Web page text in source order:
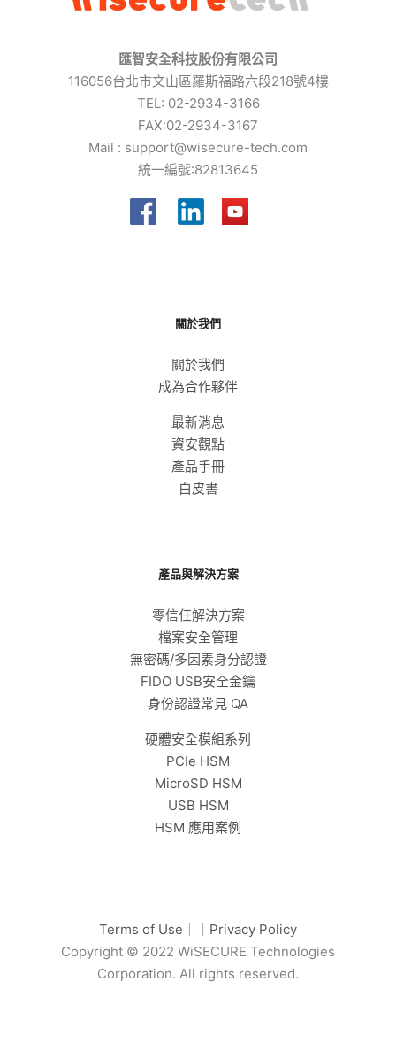
匯智安全科技股份有限公司
116056台北市文山區羅斯福路六段218號4樓
TEL: 02-2934-3166
FAX:02-2934-3167
Mail : support@wisecure-tech.com
統一編號:82813645
關於我們
關於我們
成為合作夥伴
最新消息
資安觀點
產品手冊
白皮書
產品與解決方案
零信任解決方案
檔案安全管理
無密碼/多因素身分認證
FIDO USB安全金鑰
身份認證常見 QA
硬體安全模組系列
PCIe HSM
MicroSD HSM
USB HSM
HSM 應用案例
Terms of Use
Privacy Policy
Copyright © 2022 WiSECURE Technologies
Corporation. All rights reserved.